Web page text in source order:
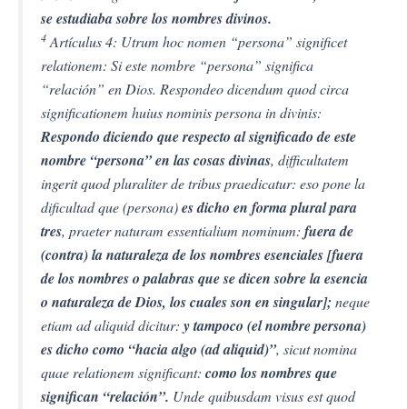
se estudiaba sobre los nombres divinos.
4 Artículus 4: Utrum hoc nomen “persona” significet
relationem: Si este nombre “persona” significa
“relación” en Dios. Respondeo dicendum quod circa
significationem huius nominis persona in divinis:
Respondo diciendo que respecto al significado de este
nombre “persona” en las cosas divinas, difficultatem
ingerit quod pluraliter de tribus praedicatur: eso pone la
dificultad que (persona)es dicho en forma plural para
tres, praeter naturam essentialium nominum: fuera de
(contra) la naturaleza de los nombres esenciales [fuera
de los nombres o palabras que se dicen sobre la esencia
o naturaleza de Dios, los cuales son en singular]; neque
etiam ad aliquid dicitur: y tampoco (el nombre persona)
es dicho como “hacia algo (ad aliquid)”, sicut nomina
quae relationem significant: como los nombres que
significan “relación”. Unde quibusdam visus est quod